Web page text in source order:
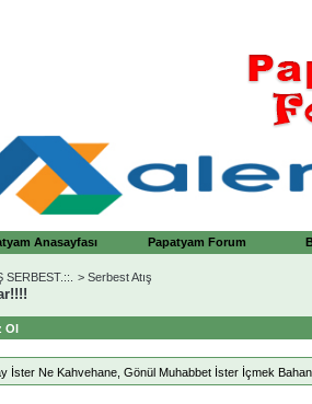
Anasayfası Papatyam Forum
SERBEST.::. > Serbest Atış
Ol
İster Ne Kahvehane, Gönül Muhabbet İster İçmek